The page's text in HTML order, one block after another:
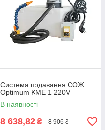
Система подавання СОЖ
Optimum KME 1 220V
В наявності
8 638,82 ₴ 8 906 ₴